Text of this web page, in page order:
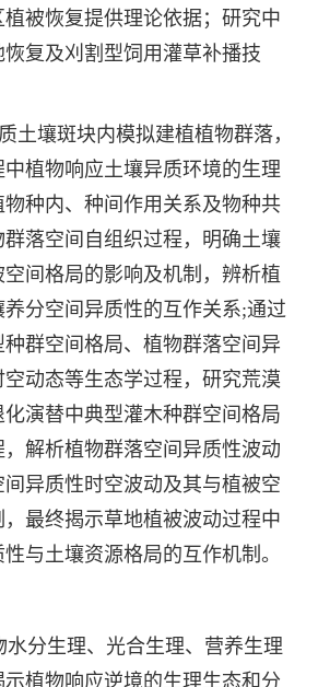
被恢复提供理论依据；研究中
复及刈割型饲用灌草补播技
土壤斑块内模拟建植植物群落，
植物响应土壤异质环境的生理
种内、种间作用关系及物种共
落空间自组织过程，明确土壤
间格局的影响及机制，辨析植
分空间异质性的互作关系;通过
群空间格局、植物群落空间异
动态等生态学过程，研究荒漠
演替中典型灌木种群空间格局
解析植物群落空间异质性波动
异质性时空波动及其与植被空
最终揭示草地植被波动过程中
与土壤资源格局的互作机制。
水分生理、光合生理、营养生理
植物响应逆境的生理生态和分